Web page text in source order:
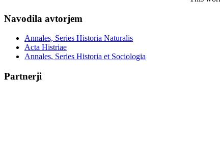
Navodila avtorjem
Annales, Series Historia Naturalis
Acta Histriae
Annales, Series Historia et Sociologia
Partnerji